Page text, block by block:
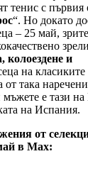
тенис с първия
“. Но докато
– 25 май,
колоездене и
на класиките
от така
е тази
на Испания.
от
в Max: